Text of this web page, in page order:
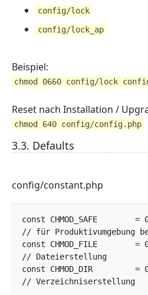
config/lock
config/lock_ap
Beispiel:
chmod 0660 config/lock
Reset nach Installation /
chmod 640 config/config.php
3.3. Defaults
config/constant.php
const CHMOD_SAFE	= 0640;
// für Produktivumgebung
const CHMOD_FILE	= 0644;
// Dateierstellung
const CHMOD_DIR		= 0755;